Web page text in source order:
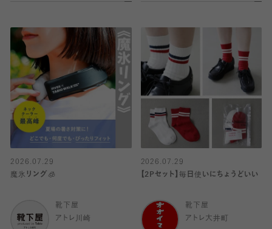
2026.07.29
魔氷リング🧊
靴下屋
アトレ川崎
2026.07.29
【2Pセット】毎日使いにちょうどいい
靴下屋
アトレ大井町